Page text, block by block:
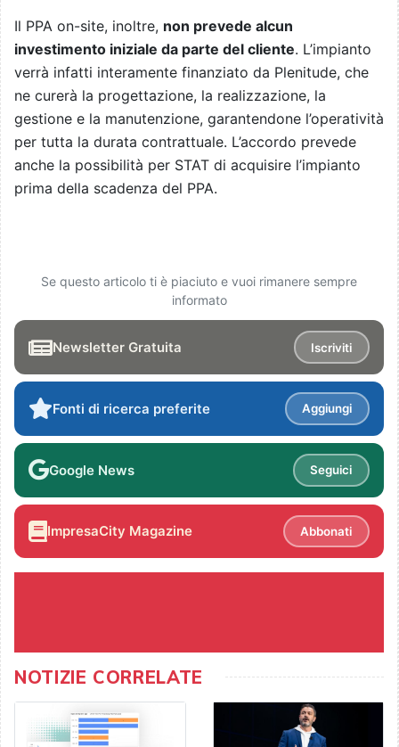
Il PPA on-site, inoltre, non prevede alcun
investimento iniziale da parte del cliente. L’impianto
verrà infatti interamente finanziato da Plenitude, che
ne curerà la progettazione, la realizzazione, la
gestione e la manutenzione, garantendone l’operatività
per tutta la durata contrattuale. L’accordo prevede
anche la possibilità per STAT di acquisire l’impianto
prima della scadenza del PPA.
Se questo articolo ti è piaciuto e vuoi rimanere sempre
informato
Newsletter Gratuita Iscriviti
Fonti di ricerca preferite Aggiungi
Google News Seguici
ImpresaCity Magazine Abbonati
NOTIZIE CORRELATE